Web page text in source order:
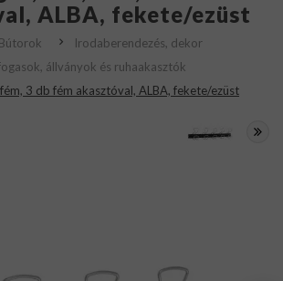
ALBA, fekete/ezüst
Bútorok
Irodaberendezés, dekor
állványok és ruhaakasztók
3 db fém akasztóval, ALBA, fekete/ezüst